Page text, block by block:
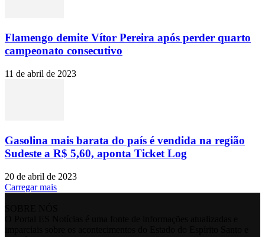
Flamengo demite Vítor Pereira após perder quarto
campeonato consecutivo
11 de abril de 2023
Gasolina mais barata do país é vendida na região
Sudeste a R$ 5,60, aponta Ticket Log
20 de abril de 2023
Carregar mais